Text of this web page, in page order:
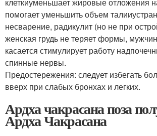
помогает уменьшить объем
несварение, радикулит (но не при
женская грудь не теряет формы,
касается стимулирует работу
спинные нервы.
Предостережения: следует избегать
вверх при слабых бронхах и легких.
Ардха чакрасана поза
Ардха Чакрасана